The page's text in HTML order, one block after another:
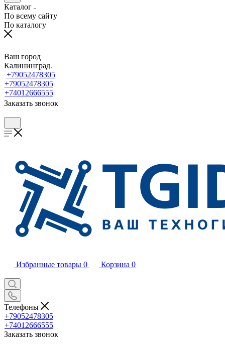
Каталог
По всему сайту
По каталогу
Ваш город
Калининград
+79052478305
+79052478305
+74012666555
Заказать звонок
Избранные товары 0 Корзина 0
Телефоны
+79052478305
+74012666555
Заказать звонок